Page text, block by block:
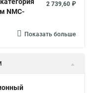
NMC-
2 739,60 ₽
Показать больше